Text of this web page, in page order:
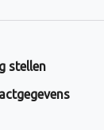
stellen